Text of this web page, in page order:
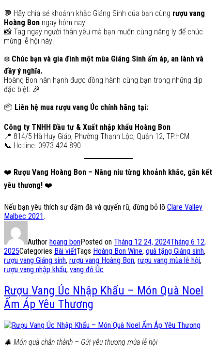
💬 Hãy chia sẻ khoảnh khắc Giáng Sinh của bạn cùng rượu vang
Hoàng Bon ngay hôm nay!
📸 Tag ngay người thân yêu mà bạn muốn cùng nâng ly để chúc
mừng lễ hội này!
❄️ Chúc bạn và gia đình một mùa Giáng Sinh ấm áp, an lành và
đầy ý nghĩa.
Hoàng Bon hân hạnh được đồng hành cùng bạn trong những dịp
đặc biệt. 🎉
📦 Liên hệ mua rượu vang Úc chính hãng tại:
Công ty TNHH Đầu tư & Xuất nhập khẩu Hoàng Bon
📍 814/5 Hà Huy Giáp, Phường Thạnh Lộc, Quận 12, TP.HCM
📞 Hotline: 0973 424 890
❤️ Rượu Vang Hoàng Bon – Nâng niu từng khoảnh khắc, gắn kết
yêu thương! ❤️
Nếu bạn yêu thích sự đậm đà và quyến rũ, đừng bỏ lỡ Clare Valley
Malbec 2021.
Author hoang bonPosted on Tháng 12 24, 2024Tháng 6 12,
2025Categories Bài viếtTags Hoàng Bon Wine, quà tặng Giáng sinh,
rượu vang Giáng sinh, rượu vang Hoàng Bon, rượu vang mùa lễ hội,
rượu vang nhập khẩu, vang đỏ Úc
Rượu Vang Úc Nhập Khẩu – Món Quà Noel
Ấm Áp Yêu Thương
🎄 Món quà chân thành – Gửi yêu thương mùa lễ hội